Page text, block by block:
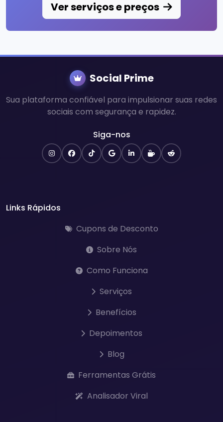
Ver serviços e preços
Social Prime
Sua plataforma confiável para impulsionar suas redes
sociais com segurança e rapidez.
Siga-nos
Links Rápidos
Cupons de Desconto
Sobre Nós
Como Funciona
Serviços
Benefícios
Depoimentos
Blog
Ferramentas Grátis
Analisador Viral